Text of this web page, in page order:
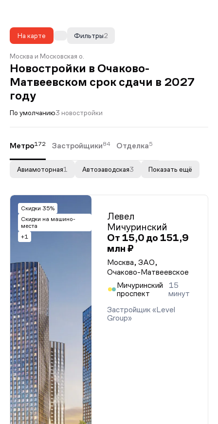
На карте 2
Фильтры
Москва и Московская о.
Новостройки в Очаково-
Матвеевском срок сдачи в 2027
году
По умолчанию3 новостройки
Метро172 Застройщики84 Отделка5
Авиамоторная1 Автозаводская3 Показать ещё
Скидки 35%
Скидки на машино-
места
+1
Левел
Мичуринский
От 15,0 до 151,9
млн ₽
Москва, ЗАО,
Очаково-Матвеевское
Мичуринский
проспект
15
минут
Застройщик «Level
Group»